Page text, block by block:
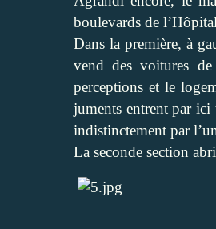
boulevards de
Dans la première, à
vend des voitures
perceptions et le
juments entrent par ici
indistinctement par
La seconde section